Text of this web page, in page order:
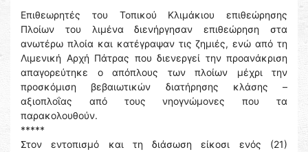
Επιθεωρητές του Τοπικού Κλιμάκιου επιθεώρησης
Πλοίων του λιμένα διενήργησαν επιθεώρηση στα
ανωτέρω πλοία και κατέγραψαν τις ζημιές, ενώ από τη
Λιμενική Αρχή Πάτρας που διενεργεί την προανάκριση
απαγορεύτηκε ο απόπλους των πλοίων μέχρι την
προσκόμιση βεβαιωτικών διατήρησης κλάσης –
αξιοπλοΐας από τους νηογνώμονες που τα
παρακολουθούν.
*****
Στον εντοπισμό και τη διάσωση είκοσι ενός (21)